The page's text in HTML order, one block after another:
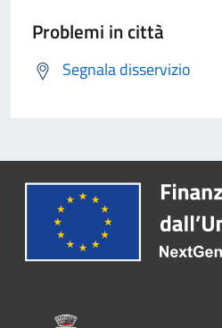
Problemi in città
Segnala disservizio